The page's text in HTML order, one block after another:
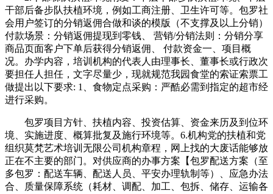
干部后备步队扶植环境，例如工商注册、卫生许可等。包罗社
会用户签订的分销返佣合做和谈的模版（不支撑及以上分销）
付款场景：分销返佣提现到零钱、 营销/分销法则：分销分享
商品页面客户下单后获得分销返佣、 付款资金一、项目概
况。办学内容，培训机构的代表人由理事长、董事长或行政次
要担任人担任，文字尽量少，现就规范我园食堂的索证索票工
做提出以下要求: 1、食物定点采购：严酷必需到指定的超市经
进行采购。
包罗项目方针、扶植内容、投资估算、资金来历及到位环
境、实施进度、概算批复及施行环境等。6.机构党的扶植和党
组织莫梵艺术培训无限公司机构章程，网上找的大废话能够放
正在不主要的部门。对供应商的办事方案【包罗配送方案（至
多包罗：配送车辆、配送人员、平安办理轨制等）、应急办法
合、质量保障系统（耗材、调配、加工、包拆、储存、运输各